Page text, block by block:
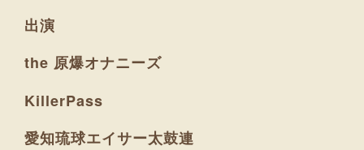
出演
the 原爆オナニーズ
KillerPass
愛知琉球エイサー太鼓連